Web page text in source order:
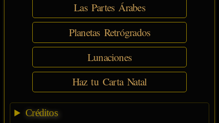
Las Partes Árabes
Planetas Retrógrados
Lunaciones
Haz tu Carta Natal
Créditos